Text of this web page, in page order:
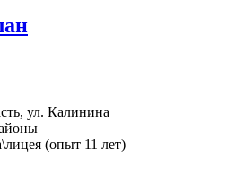
ул. Калинина
(опыт 11 лет)